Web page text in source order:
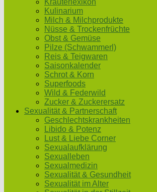
Kräuterlexikon
Kulinarium
Milch & Milchprodukte
Nüsse & Trockenfrüchte
Obst & Gemüse
Pilze (Schwammerl)
Reis & Teigwaren
Saisonkalender
Schrot & Korn
Superfoods
Wild & Federwild
Zucker & Zuckerersatz
Sexualität & Partnerschaft
Geschlechtskrankheiten
Libido & Potenz
Lust & Liebe Corner
Sexualaufklärung
Sexualleben
Sexualmedizin
Sexualität & Gesundheit
Sexualität im Alter